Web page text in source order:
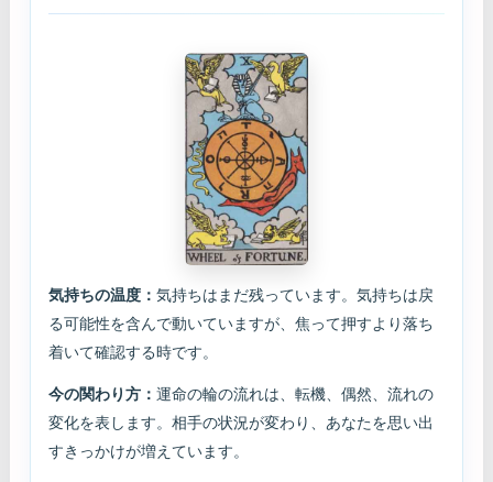
気持ちの温度： 気持ちはまだ残っています。気持ちは戻
る可能性を含んで動いていますが、焦って押すより落ち
着いて確認する時です。
今の関わり方： 運命の輪の流れは、転機、偶然、流れの
変化を表します。相手の状況が変わり、あなたを思い出
すきっかけが増えています。